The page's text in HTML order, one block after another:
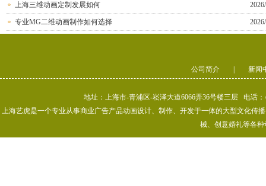
上海三维动画定制发展如何
专业MG二维动画制作如何选择
公司简介 新闻
地址：上海市-青浦区-崧泽大道6066弄36号楼三层 电话
上海艺虎是一个专业从事商业广告产品动画设计、制作、开发于一体的大型文化传
械、创意婚礼等各